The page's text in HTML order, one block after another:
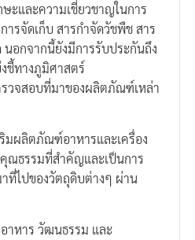
และความเชี่ยวชาญในการ
รจัดเก็บ สารกำจัดวัชพืช สาร
นอกจากนี้ยังมีการรับประกันถึง
ชี้ทางภูมิศาสตร์
รวจสอบที่มาของผลิตภัณฑ์เหล่า
มผลิตภัณฑ์อาหารและเครื่อง
ณธรรมที่สำคัญและเป็นการ
ที่ไปของวัตถุดิบต่างๆ ผ่าน
าหาร วัฒนธรรม และ